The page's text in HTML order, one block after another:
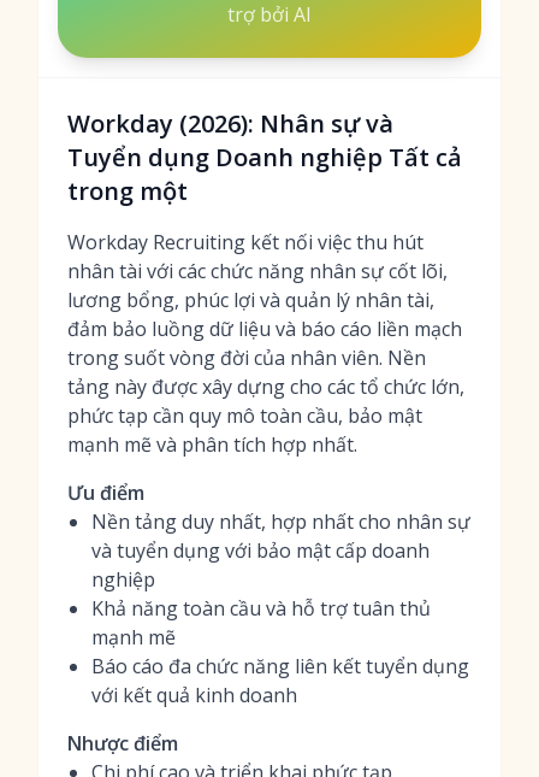
trợ bởi AI
Workday (2026): Nhân sự và
Tuyển dụng Doanh nghiệp Tất cả
trong một
Workday Recruiting kết nối việc thu hút
nhân tài với các chức năng nhân sự cốt lõi,
lương bổng, phúc lợi và quản lý nhân tài,
đảm bảo luồng dữ liệu và báo cáo liền mạch
trong suốt vòng đời của nhân viên. Nền
tảng này được xây dựng cho các tổ chức lớn,
phức tạp cần quy mô toàn cầu, bảo mật
mạnh mẽ và phân tích hợp nhất.
Ưu điểm
Nền tảng duy nhất, hợp nhất cho nhân sự
và tuyển dụng với bảo mật cấp doanh
nghiệp
Khả năng toàn cầu và hỗ trợ tuân thủ
mạnh mẽ
Báo cáo đa chức năng liên kết tuyển dụng
với kết quả kinh doanh
Nhược điểm